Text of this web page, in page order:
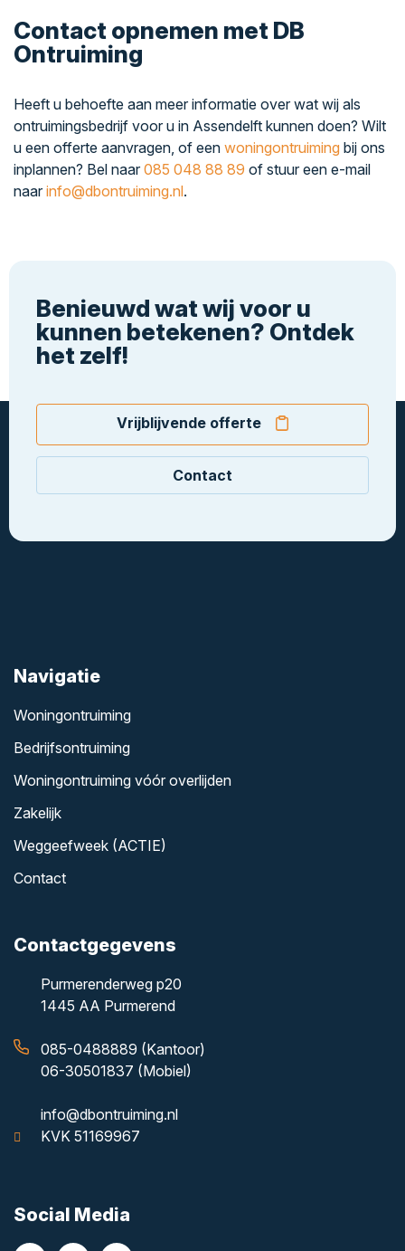
Contact opnemen met DB
Ontruiming
Heeft u behoefte aan meer informatie over wat wij als
ontruimingsbedrijf voor u in Assendelft kunnen doen? Wilt
u een offerte aanvragen, of een woningontruiming bij ons
inplannen? Bel naar 085 048 88 89 of stuur een e-mail
naar info@dbontruiming.nl.
Benieuwd wat wij voor u
kunnen betekenen? Ontdek
het zelf!
Vrijblijvende offerte
Contact
Navigatie
Woningontruiming
Bedrijfsontruiming
Woningontruiming vóór overlijden
Zakelijk
Weggeefweek (ACTIE)
Contact
Contactgegevens
Purmerenderweg p20
1445 AA Purmerend
085-0488889 (Kantoor)
06-30501837 (Mobiel)
info@dbontruiming.nl
KVK 51169967
Social Media